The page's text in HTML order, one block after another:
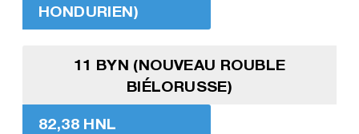
HONDURIEN)
11 BYN (NOUVEAU ROUBLE
BIÉLORUSSE)
82,38 HNL